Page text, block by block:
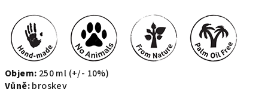
Objem: 250 ml (+/- 10%)
Vůně:broskev